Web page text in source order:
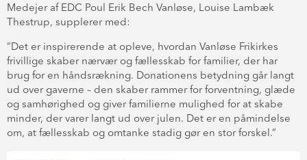
Medejer af EDC Poul Erik Bech Vanløse, Louise Lambæk
Thestrup, supplerer med:
”Det er inspirerende at opleve, hvordan Vanløse Frikirkes
frivillige skaber nærvær og fællesskab for familier, der har
brug for en håndsrækning. Donationens betydning går langt
ud over gaverne – den skaber rammer for forventning, glæde
og samhørighed og giver familierne mulighed for at skabe
minder, der varer langt ud over julen. Det er en påmindelse
om, at fællesskab og omtanke stadig gør en stor forskel.”